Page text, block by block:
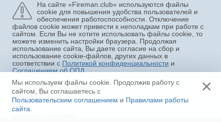
На сайте «Fireman.club» используются файлы
cookie для повышения удобства пользователей и
обеспечения работоспособности. Отключение
файлов cookie может привести к неполадкам при работе с
сайтом. Если Вы не хотите использовать файлы cookie, то
можете изменить настройки браузера. Продолжая
использование сайта, Вы даете согласие на сбор и
использование cookie-файлов, других данных в
соответствии с Политикой конфиденциальности и
Соглашением об ОПД.
Copyright © 2015 - 2026
«Fireman.club»
Мы используем файлы cookie. Продолжив работу с
сайтом, Вы соглашаетесь с
Пользовательским соглашением и Правилами работы
сайта
×